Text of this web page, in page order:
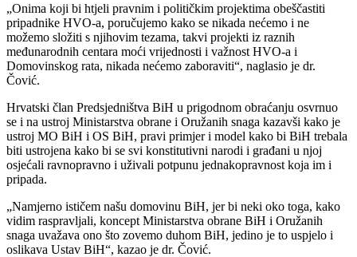
„Onima koji bi htjeli pravnim i političkim projektima obeščastiti
pripadnike HVO-a, poručujemo kako se nikada nećemo i ne
možemo složiti s njihovim tezama, takvi projekti iz raznih
međunarodnih centara moći vrijednosti i važnost HVO-a i
Domovinskog rata, nikada nećemo zaboraviti“, naglasio je dr.
Čović.
Hrvatski član Predsjedništva BiH u prigodnom obraćanju osvrnuo
se i na ustroj Ministarstva obrane i Oružanih snaga kazavši kako je
ustroj MO BiH i OS BiH, pravi primjer i model kako bi BiH trebala
biti ustrojena kako bi se svi konstitutivni narodi i građani u njoj
osjećali ravnopravno i uživali potpunu jednakopravnost koja im i
pripada.
„Namjerno ističem našu domovinu BiH, jer bi neki oko toga, kako
vidim raspravljali, koncept Ministarstva obrane BiH i Oružanih
snaga uvažava ono što zovemo duhom BiH, jedino je to uspjelo i
oslikava Ustav BiH“, kazao je dr. Čović.